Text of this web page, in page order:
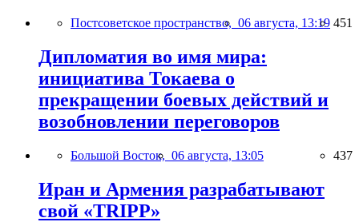
Постсоветское пространство, 06 августа, 13:19 451
Дипломатия во имя мира:
инициатива Токаева о
прекращении боевых действий и
возобновлении переговоров
Большой Восток, 06 августа, 13:05 437
Иран и Армения разрабатывают
свой «TRIPP»